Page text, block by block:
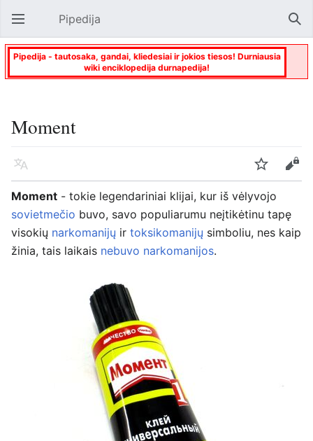
Atverti pagrindinį meniu Pipedija
Pipedija - tautosaka, gandai, kliedesiai ir jokios tiesos! Durniausia
wiki enciklopedija durnapedija!
Moment
Kalba Stebėti
Keisti
Moment - tokie legendariniai klijai, kur iš vėlyvojo
sovietmečio buvo, savo populiarumu neįtikėtinu tapę
visokių narkomanijų ir toksikomanijų simboliu, nes kaip
žinia, tais laikais nebuvo narkomanijos.